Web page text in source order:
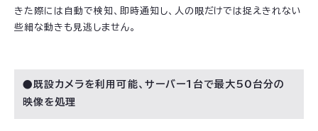
きた際には自動で検知、即時通知し、人の眼だけでは捉えきれない
些細な動きも見逃しません。
●既設カメラを利用可能、サーバー1台で最大50台分の
映像を処理